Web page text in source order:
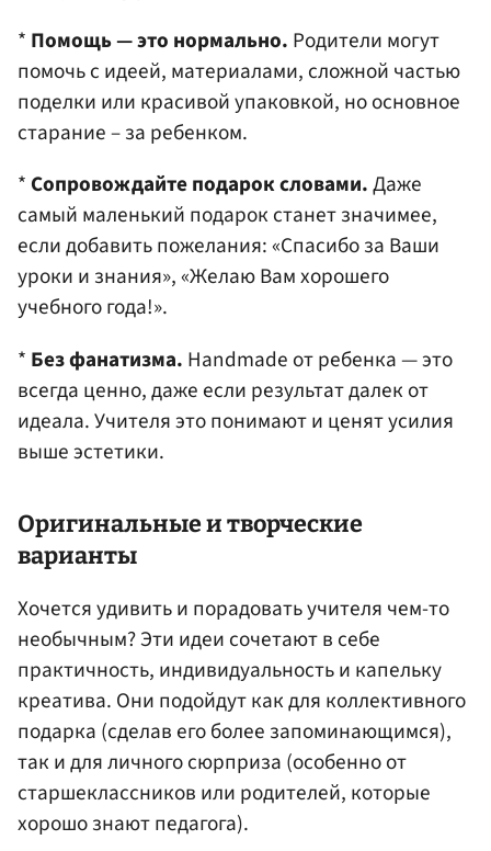
* Помощь — это нормально. Родители могут
помочь с идеей, материалами, сложной частью
поделки или красивой упаковкой, но основное
старание – за ребенком.
* Сопровождайте подарок словами.Даже
самый маленький подарок станет значимее,
если добавить пожелания: «Спасибо за Ваши
уроки и знания», «Желаю Вам хорошего
учебного года!».
* Без фанатизма. Handmade от ребенка — это
всегда ценно, даже если результат далек от
идеала. Учителя это понимают и ценят усилия
выше эстетики.
Оригинальные и творческие
варианты
Хочется удивить и порадовать учителя чем-то
необычным? Эти идеи сочетают в себе
практичность, индивидуальность и капельку
креатива. Они подойдут как для коллективного
подарка (сделав его более запоминающимся),
так и для личного сюрприза (особенно от
старшеклассников или родителей, которые
хорошо знают педагога).